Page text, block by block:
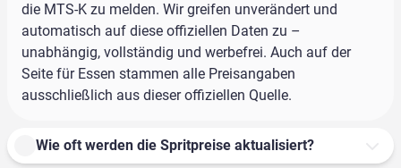
die MTS-K zu melden. Wir greifen unverändert und
automatisch auf diese offiziellen Daten zu –
unabhängig, vollständig und werbefrei. Auch auf der
Seite für Essen stammen alle Preisangaben
ausschließlich aus dieser offiziellen Quelle.
Wie oft werden die Spritpreise aktualisiert?